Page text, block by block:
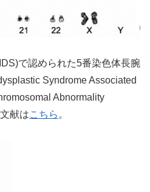
で認められた5番染色体長腕
Syndrome Associated
Abnormality
献はこちら 。